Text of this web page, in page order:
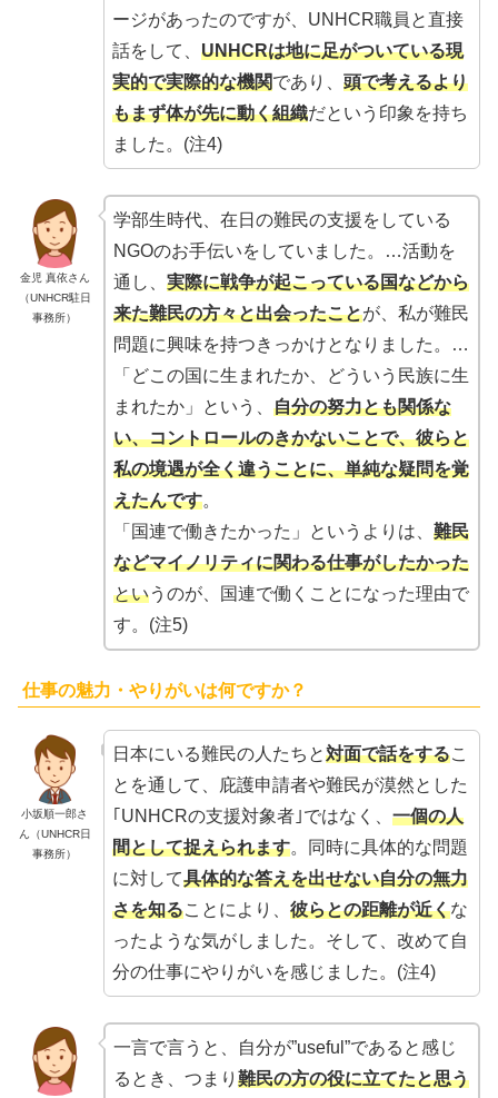
ージがあったのですが、UNHCR職員と直接
話をして、 UNHCRは地に足がついている現
実的で実際的な機関であり、 頭で考えるより
もまず体が先に動く組織だという印象を持ち
ました。(注4)
金児 真依さん
（UNHCR駐日
事務所）
学部生時代、在日の難民の支援をしている
NGOのお手伝いをしていました。…活動を
通し、 実際に戦争が起こっている国などから
来た難民の方々と出会ったことが、私が難民
問題に興味を持つきっかけとなりました。…
「どこの国に生まれたか、どういう民族に生
まれたか」という、 自分の努力とも関係な
い、コントロールのきかないことで、彼らと
私の境遇が全く違うことに、単純な疑問を覚
えたんです。
「国連で働きたかった」というよりは、 難民
などマイノリティに関わる仕事がしたかった
というのが、国連で働くことになった理由で
す。(注5)
仕事の魅力・やりがいは何ですか？
小坂順一郎さ
ん（UNHCR日
事務所）
日本にいる難民の人たちと対面で話をするこ
とを通して、庇護申請者や難民が漠然とした
｢UNHCRの支援対象者｣ではなく、 一個の人
間として捉えられます。同時に具体的な問題
に対して具体的な答えを出せない自分の無力
さを知ることにより、 彼らとの距離が近くな
ったような気がしました。そして、改めて自
分の仕事にやりがいを感じました。(注4)
一言で言うと、自分が”useful”であると感じ
るとき、つまり 難民の方の役に立てたと思う